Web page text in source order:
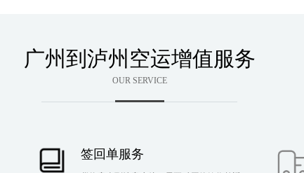
广州到泸州空运增值服务
OUR SERVICE
签回单服务